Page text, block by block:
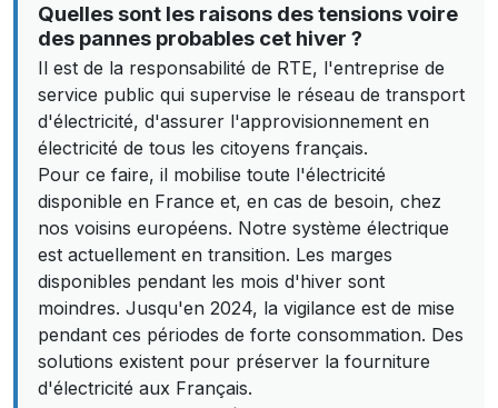
Quelles sont les raisons des tensions voire
des pannes probables cet hiver ?
Il est de la responsabilité de RTE, l'entreprise de
service public qui supervise le réseau de transport
d'électricité, d'assurer l'approvisionnement en
électricité de tous les citoyens français.
Pour ce faire, il mobilise toute l'électricité
disponible en France et, en cas de besoin, chez
nos voisins européens. Notre système électrique
est actuellement en transition. Les marges
disponibles pendant les mois d'hiver sont
moindres. Jusqu'en 2024, la vigilance est de mise
pendant ces périodes de forte consommation. Des
solutions existent pour préserver la fourniture
d'électricité aux Français.